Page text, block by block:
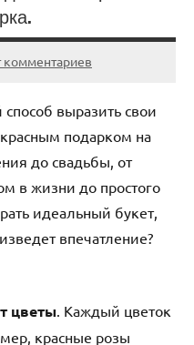
комментариев
выразить свои
подарком на
до свадьбы, от
в жизни до простого
идеальный букет,
впечатление?
цветы . Каждый цветок
красные розы